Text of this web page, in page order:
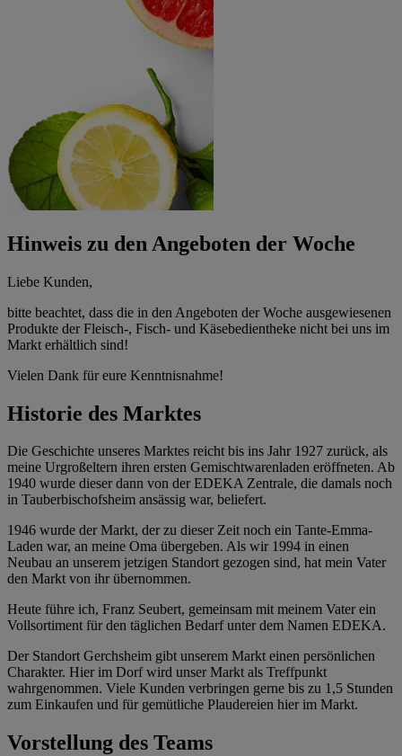
Hinweis zu den Angeboten der Woche
Liebe Kunden,
bitte beachtet, dass die in den Angeboten der Woche ausgewiesenen
Produkte der Fleisch-, Fisch- und Käsebedientheke nicht bei uns im
Markt erhältlich sind!
Vielen Dank für eure Kenntnisnahme!
Historie des Marktes
Die Geschichte unseres Marktes reicht bis ins Jahr 1927 zurück, als
meine Urgroßeltern ihren ersten Gemischtwarenladen eröffneten. Ab
1940 wurde dieser dann von der EDEKA Zentrale, die damals noch
in Tauberbischofsheim ansässig war, beliefert.
1946 wurde der Markt, der zu dieser Zeit noch ein Tante-Emma-
Laden war, an meine Oma übergeben. Als wir 1994 in einen
Neubau an unserem jetzigen Standort gezogen sind, hat mein Vater
den Markt von ihr übernommen.
Heute führe ich, Franz Seubert, gemeinsam mit meinem Vater ein
Vollsortiment für den täglichen Bedarf unter dem Namen EDEKA.
Der Standort Gerchsheim gibt unserem Markt einen persönlichen
Charakter. Hier im Dorf wird unser Markt als Treffpunkt
wahrgenommen. Viele Kunden verbringen gerne bis zu 1,5 Stunden
zum Einkaufen und für gemütliche Plaudereien hier im Markt.
Vorstellung des Teams